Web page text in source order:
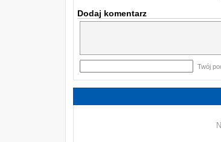
Dodaj komentarz
Twój